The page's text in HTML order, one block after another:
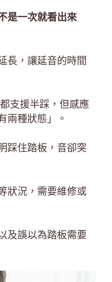
是一次就看出來
長，讓延音的時間
支援半踩，但感應
兩種狀態」。
踩住踏板，音卻突
狀況，需要維修或
及誤以為踏板需要